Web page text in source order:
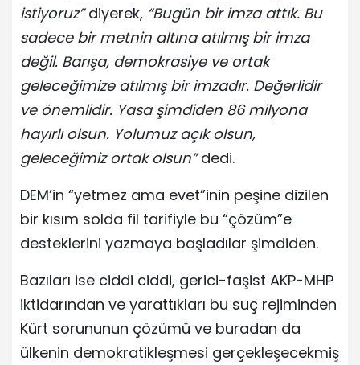
istiyoruz”diyerek, “Bugün bir imza attık. Bu
sadece bir metnin altına atılmış bir imza
değil. Barışa, demokrasiye ve ortak
geleceğimize atılmış bir imzadır. Değerlidir
ve önemlidir. Yasa şimdiden 86 milyona
hayırlı olsun. Yolumuz açık olsun,
geleceğimiz ortak olsun”dedi.
DEM’in “yetmez ama evet”inin peşine dizilen
bir kısım solda fil tarifiyle bu “çözüm”e
desteklerini yazmaya başladılar şimdiden.
Bazıları ise ciddi ciddi, gerici-faşist AKP-MHP
iktidarından ve yarattıkları bu suç rejiminden
Kürt sorununun çözümü ve buradan da
ülkenin demokratikleşmesi gerçekleşecekmiş